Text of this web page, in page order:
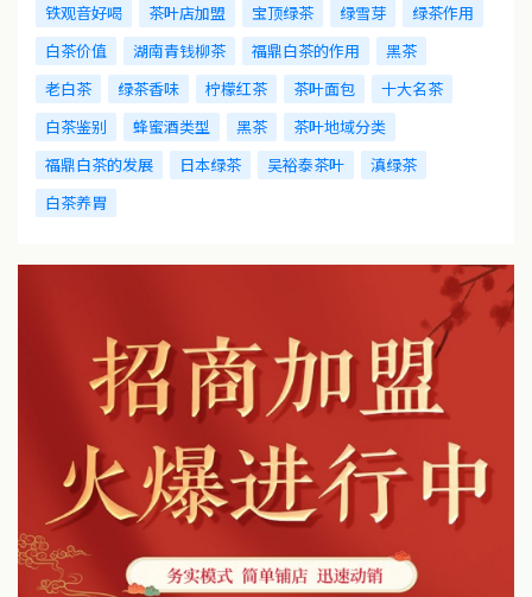
铁观音好喝
茶叶店加盟 宝顶绿茶 绿雪芽
绿茶作用
白茶价值
湖南青钱柳茶 福鼎白茶的作用
黑茶
老白茶
绿茶香味 柠檬红茶 茶叶面包
十大名茶
白茶鉴别
蜂蜜酒类型 黑茶
茶叶地域分类
福鼎白茶的发展
日本绿茶 吴裕泰茶叶
滇绿茶
白茶养胃